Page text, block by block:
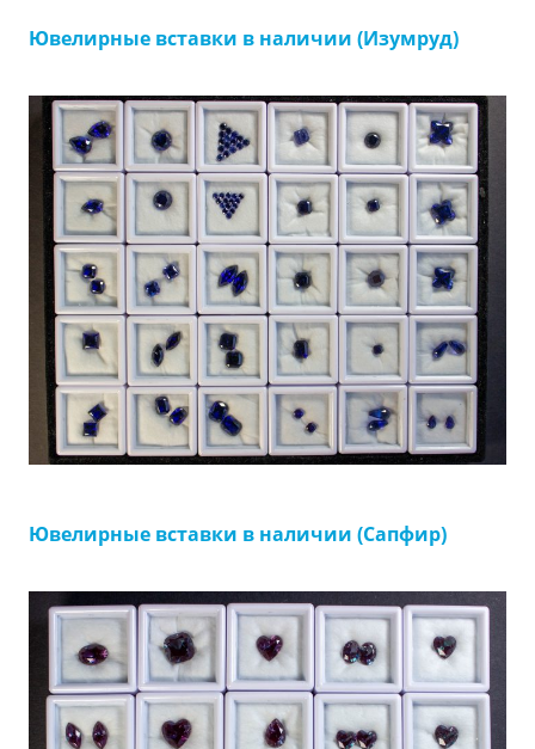
Ювелирные вставки в наличии (Изумруд)
Ювелирные вставки в наличии (Сапфир)